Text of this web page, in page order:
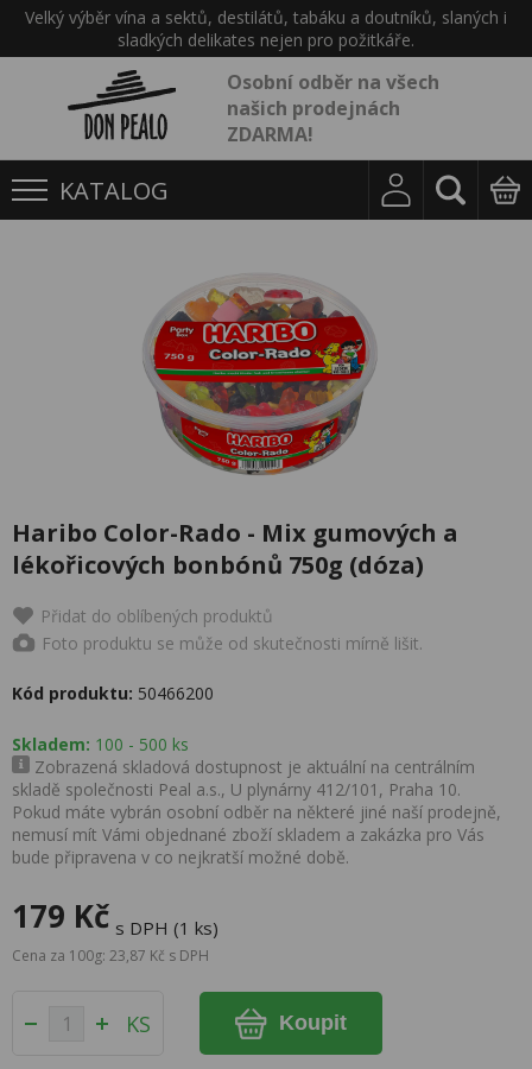
Velký výběr vína a sektů, destilátů, tabáku a doutníků, slaných i
sladkých delikates nejen pro požitkáře.
Osobní odběr na všech
našich prodejnách
ZDARMA!
KATALOG
Haribo Color-Rado - Mix gumových a
lékořicových bonbónů 750g (dóza)
Přidat do oblíbených produktů
Foto produktu se může od skutečnosti mírně lišit.
Kód produktu: 50466200
Skladem: 100 - 500 ks
Zobrazená skladová dostupnost je aktuální na centrálním
skladě společnosti Peal a.s., U plynárny 412/101, Praha 10.
Pokud máte vybrán osobní odběr na některé jiné naší prodejně,
nemusí mít Vámi objednané zboží skladem a zakázka pro Vás
bude připravena v co nejkratší možné době.
179 Kč s DPH (1 ks)
Cena za 100g: 23,87 Kč s DPH
KS Koupit